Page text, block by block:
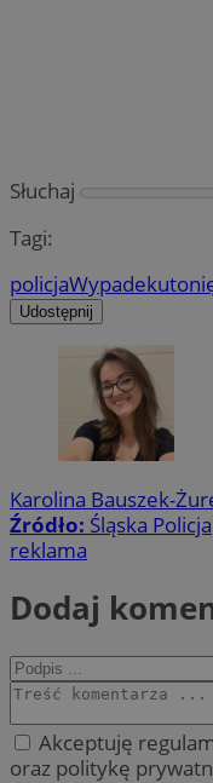
Słuchaj
Tagi:
policjaWypadek
Udostępnij
Karolina Bauszek-
Źródło: Śląska Policja
reklama
Dodaj
Akceptuję
oraz politykę